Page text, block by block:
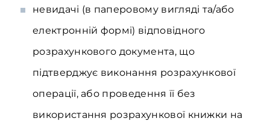
невидачі (в паперовому вигляді та/або
електронній формі) відповідного
розрахункового документа, що
підтверджує виконання розрахункової
операції, або проведення її без
використання розрахункової книжки на